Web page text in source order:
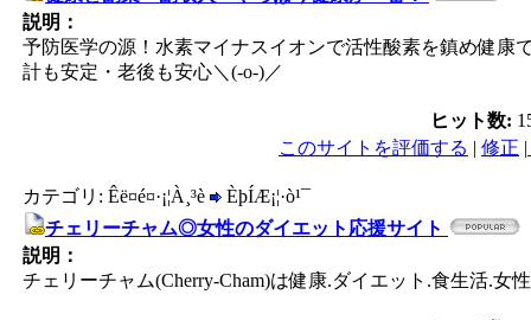
説明：
予防医学の源！水素マイナスイオンで活性酸素を鎮め健
計も安定・老後も安心＼(-o-)／
ヒット数:
このサイトを評価する | 修正 |
カテゴリ: Êë¤é¤·¡¦À¸³è
ÈþÍÆ¡¦·ò¹¯
チェリーチャム◎女性のダイエット応援サイト
説明：
チェリーチャム(Cherry-Cham)は健康.ダイエット.食生活.女